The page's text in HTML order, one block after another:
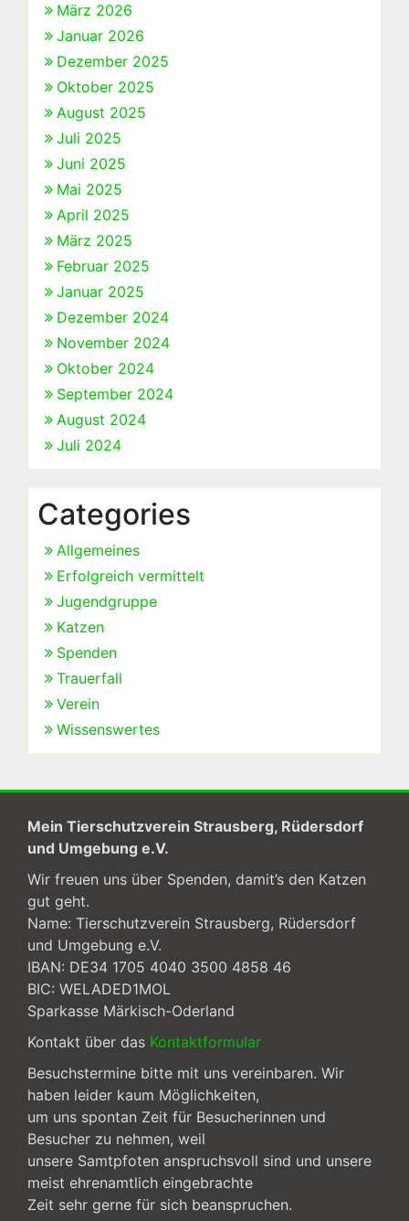
März 2026
Januar 2026
Dezember 2025
Oktober 2025
August 2025
Juli 2025
Juni 2025
Mai 2025
April 2025
März 2025
Februar 2025
Januar 2025
Dezember 2024
November 2024
Oktober 2024
September 2024
August 2024
Juli 2024
Categories
Allgemeines
Erfolgreich vermittelt
Jugendgruppe
Katzen
Spenden
Trauerfall
Verein
Wissenswertes
Mein Tierschutzverein Strausberg, Rüdersdorf
und Umgebung e.V.
Wir freuen uns über Spenden, damit’s den Katzen
gut geht.
Name: Tierschutzverein Strausberg, Rüdersdorf
und Umgebung e.V.
IBAN: DE34 1705 4040 3500 4858 46
BIC: WELADED1MOL
Sparkasse Märkisch-Oderland
Kontakt über das Kontaktformular
Besuchstermine bitte mit uns vereinbaren. Wir
haben leider kaum Möglichkeiten,
um uns spontan Zeit für Besucherinnen und
Besucher zu nehmen, weil
unsere Samtpfoten anspruchsvoll sind und unsere
meist ehrenamtlich eingebrachte
Zeit sehr gerne für sich beanspruchen.